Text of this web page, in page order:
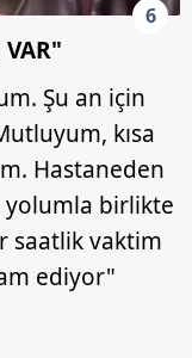
6
VAR"
Şu an için
kısa
Hastaneden
yolumla birlikte
saatlik vaktim
ediyor"